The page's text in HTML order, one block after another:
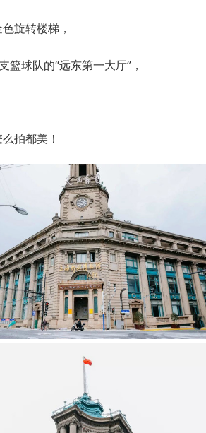
旋转楼梯，
篮球队的“远东第一大厅”，
拍都美！